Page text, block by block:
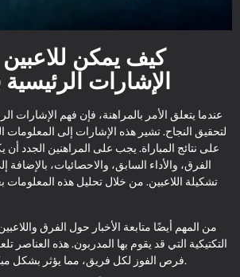
كيف يمكن للاعبين
الإشارات
عندما يتعلق الأمر بالمراهنة، فإن فهم الإشارات
لتحقيق النجاح. تشير هذه الإشارات إلى المعلومات
على نتائج المباراة. يجب على المراهنين الجدد
الفرق، والأداء السابق، والاحصائيات، بالإضافة
تشكيلة اللاعبين. من خلال تحليل هذه المعلومات
من المهم أيضًا متابعة الأخبار حول الفرق
التكتيكية التي قد يقوم بها المدربون. هذه العناصر
فرص الفوز لكل فريق، مما يؤثر بشكل مباشر على فرص المراهنة.